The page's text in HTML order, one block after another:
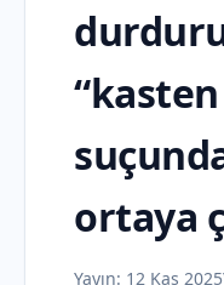
ortaya
Yayın: 12 Kas 2025